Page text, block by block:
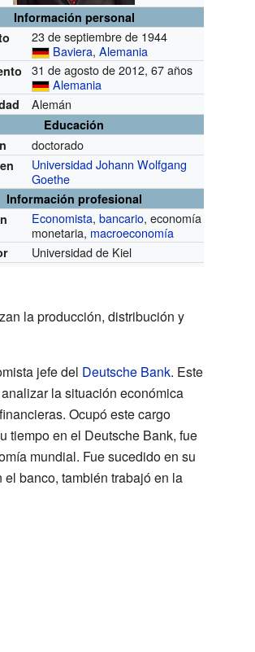
Información personal
23 de septiembre de 1944
Baviera,Alemania
31 de agosto de 2012, 67 años
Alemania
Alemán
Educación
doctorado
Universidad Johann Wolfgang
Goethe
Información profesional
Economista,bancario, economía
monetaria, macroeconomía
Universidad de Kiel
la producción, distribución y
jefe del Deutsche Bank. Este
la situación económica
Ocupó este cargo
tiempo en el Deutsche Bank, fue
mundial. Fue sucedido en su
banco, también trabajó en la